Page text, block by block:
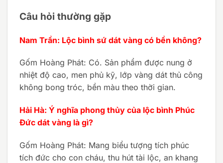
Câu hỏi thường gặp
Nam Trần: Lộc bình sứ dát vàng có bền không?
Gốm Hoàng Phát: Có. Sản phẩm được nung ở
nhiệt độ cao, men phủ kỹ, lớp vàng dát thủ công
không bong tróc, bền màu theo thời gian.
Hải Hà: Ý nghĩa phong thủy của lộc bình Phúc
Đức dát vàng là gì?
Gốm Hoàng Phát: Mang biểu tượng tích phúc
tích đức cho con cháu, thu hút tài lộc, an khang